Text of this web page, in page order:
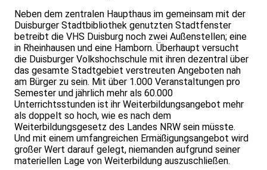
Neben dem zentralen Haupthaus im gemeinsam mit der
Duisburger Stadtbibliothek genutzten Stadtfenster
betreibt die VHS Duisburg noch zwei Außenstellen; eine
in Rheinhausen und eine Hamborn. Überhaupt versucht
die Duisburger Volkshochschule mit ihren dezentral über
das gesamte Stadtgebiet verstreuten Angeboten nah
am Bürger zu sein. Mit über 1.000 Veranstaltungen pro
Semester und jährlich mehr als 60.000
Unterrichtsstunden ist ihr Weiterbildungsangebot mehr
als doppelt so hoch, wie es nach dem
Weiterbildungsgesetz des Landes NRW sein müsste.
Und mit einem umfangreichen Ermäßigungsangebot wird
großer Wert darauf gelegt, niemanden aufgrund seiner
materiellen Lage von Weiterbildung auszuschließen.